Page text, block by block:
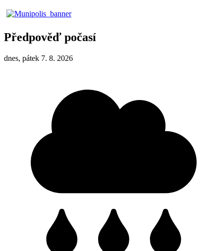
Předpověď počasí
dnes, pátek 7. 8. 2026